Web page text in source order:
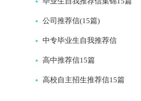
公司推荐信(15篇)
中专毕业生自我推荐信
高中推荐信15篇
高校自主招生推荐信15篇